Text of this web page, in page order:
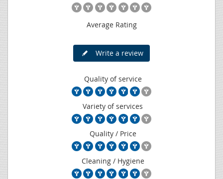
Average Rating
Write a review
Quality of service
Variety of services
Quality / Price
Cleaning / Hygiene